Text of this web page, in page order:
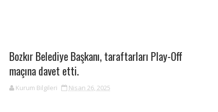
Bozkır Belediye Başkanı, taraftarları Play-Off
maçına davet etti.
Kurum Bilgileri Nisan 26, 2025